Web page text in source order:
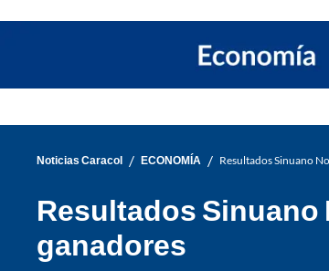
Noticias Caracol / ECONOMÍA / Resultados Sinuano
Resultados Sinuano
ganadores